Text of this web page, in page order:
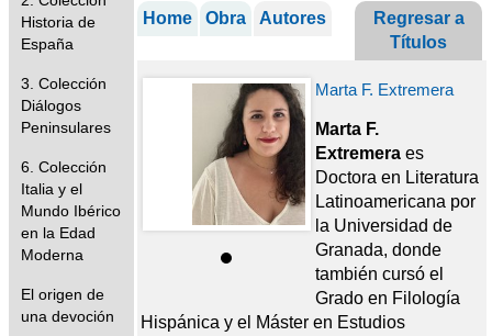
Historia de
España
3. Colección
Diálogos
Peninsulares
6. Colección
Italia y el
Mundo Ibérico
en la Edad
Moderna
El origen de
una devoción
Regresar a
Títulos
Home Obra Autores
Marta F. Extremera
Marta F.
Extremera es
Doctora en Literatura
Latinoamericana por
la Universidad de
Granada, donde
también cursó el
Grado en Filología
Hispánica y el Máster en Estudios